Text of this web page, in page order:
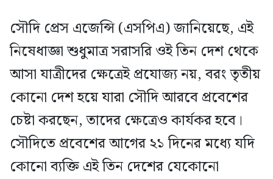
সৌদি প্রেস এজেন্সি (এসপিএ) জানিয়েছে, এই
নিষেধাজ্ঞা শুধুমাত্র সরাসরি ওই তিন দেশ থেকে
আসা যাত্রীদের ক্ষেত্রেই প্রযোজ্য নয়, বরং তৃতীয়
কোনো দেশ হয়ে যারা সৌদি আরবে প্রবেশের
চেষ্টা করছেন, তাদের ক্ষেত্রেও কার্যকর হবে।
সৌদিতে প্রবেশের আগের ২১ দিনের মধ্যে যদি
কোনো ব্যক্তি এই তিন দেশের যেকোনো